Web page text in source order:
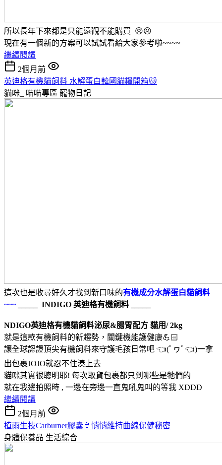
所以長年下來都是只能遠觀不能購買 😣😣
現在有一個新的方案可以試試看給大家參考啦~~~~
繼續閱讀
2個月前
英迪格有機貓飼料 水解蛋白韓國貓糧開箱😽
貓咪_ 喵喵專區 寵物日記
這次也是收尋好久才找到新口味的有機成分水解蛋白貓飼料
~~~_____ INDIGO 英迪格有機飼料 _____
NDIGO英迪格有機貓飼料泌尿&腸胃配方 貓用/ 2kg
就是這款有機飼料的新趨勢，關鍵機能護健康💪🏻
讓全球認證頂尖有機飼料來守護毛孩日常吧 👈(ﾟヮﾟ👈)一拿
出包裹JOJO就忍不住湊上去
貓咪其實很聰明耶! 每次取貨包裹都只到哪些是牠們的
就在我邊拍照時 , 一邊在旁邊一直鬼吼鬼叫的等我 XDDD
繼續閱讀
2個月前
植雨生技Carburner膠囊👙悄悄維持曲線保健秘密
身體保養品 生活綜合